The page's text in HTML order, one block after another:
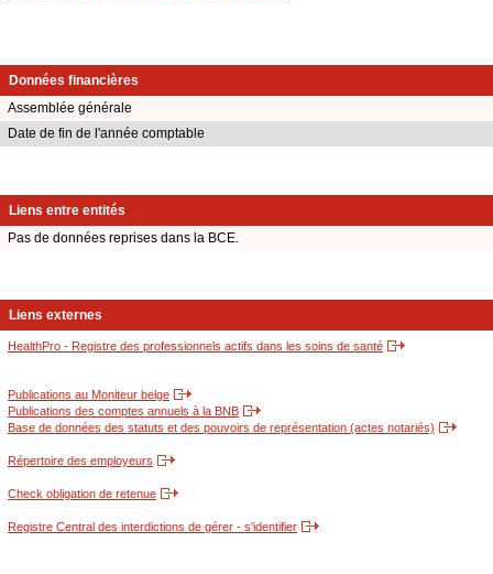
Données financières
Assemblée générale
Date de fin de l'année comptable
Liens entre entités
Pas de données reprises dans la BCE.
Liens externes
HealthPro - Registre des professionnels actifs dans les soins de santé
Publications au Moniteur belge
Publications des comptes annuels à la BNB
Base de données des statuts et des pouvoirs de représentation (actes notariés)
Répertoire des employeurs
Check obligation de retenue
Registre Central des interdictions de gérer - s'identifier